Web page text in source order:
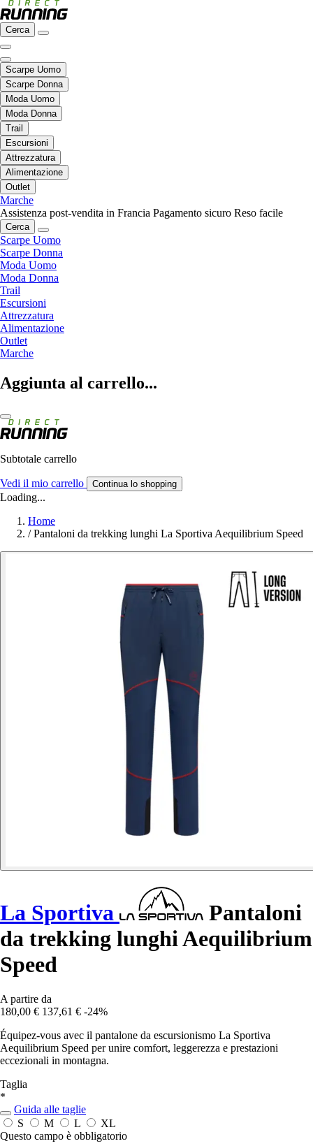
Cerca
Scarpe Uomo
Scarpe Donna
Moda Uomo
Moda Donna
Trail
Escursioni
Attrezzatura
Alimentazione
Outlet
Marche
Assistenza post-vendita in Francia Pagamento sicuro Reso facile
Cerca
Scarpe Uomo
Scarpe Donna
Moda Uomo
Moda Donna
Trail
Escursioni
Attrezzatura
Alimentazione
Outlet
Marche
Aggiunta al carrello...
Subtotale carrello
Vedi il mio carrello Continua lo shopping
Loading...
Home
/ Pantaloni da trekking lunghi La Sportiva Aequilibrium Speed
La Sportiva
Pantaloni
da trekking lunghi Aequilibrium
Speed
A partire da
180,00 € 137,61 € -24%
Équipez-vous avec il pantalone da escursionismo La Sportiva
Aequilibrium Speed per unire comfort, leggerezza e prestazioni
eccezionali in montagna.
Taglia
*
Guida alle taglie
S
M L
XL
Questo campo è obbligatorio